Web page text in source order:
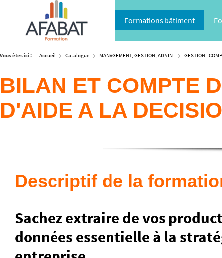
Formations bâtiment
Vous êtes ici : Accueil Catalogue MANAGEMENT, GESTION, ADMIN. GESTION -
BILAN ET COMPTE
D'AIDE A LA
Descriptif de la
Sachez extraire de vos
données essentielle à la